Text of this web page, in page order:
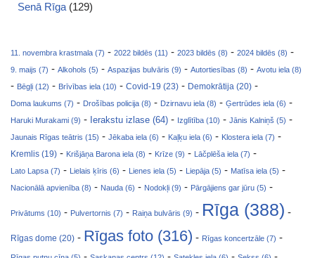
Senā Rīga (129)
11. novembra krastmala (7) - 2022 bildēs (11) - 2023 bildēs (8) - 2024 bildēs (8) -
9. maijs (7) - Alkohols (5) - Aspazijas bulvāris (9) - Autortiesības (8) - Avotu iela (8)
- Bēgļi (12) - Brīvības iela (10) - Covid-19 (23) - Demokrātija (20) -
Doma laukums (7) - Drošības policija (8) - Dzirnavu iela (8) - Ģertrūdes iela (6) -
Haruki Murakami (9) - Ierakstu izlase (64) - Izglītība (10) - Jānis Kalniņš (5) -
Jaunais Rīgas teātris (15) - Jēkaba iela (6) - Kaļķu iela (6) - Klostera iela (7) -
Kremlis (19) - Krišjāņa Barona iela (8) - Krīze (9) - Lāčplēša iela (7) -
Lato Lapsa (7) - Lielais ķīris (6) - Lienes iela (5) - Liepāja (5) - Matīsa iela (5) -
Nacionālā apvienība (8) - Nauda (6) - Nodokļi (9) - Pārgājiens gar jūru (5) -
Privātums (10) - Pulvertornis (7) - Raiņa bulvāris (9) - Rīga (388) -
Rīgas dome (20) - Rīgas foto (316) - Rīgas koncertzāle (7) -